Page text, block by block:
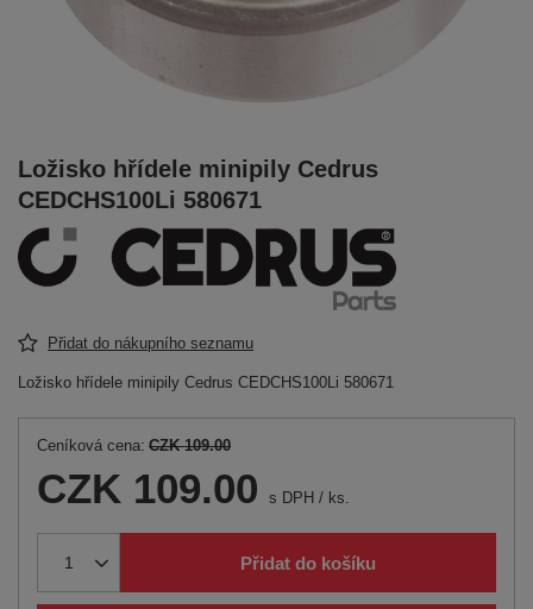
Ložisko hřídele minipily Cedrus
CEDCHS100Li 580671
Přidat do nákupního seznamu
Ložisko hřídele minipily Cedrus CEDCHS100Li 580671
Ceníková cena: CZK 109.00
CZK 109.00 s DPH / ks.
Přidat do košíku